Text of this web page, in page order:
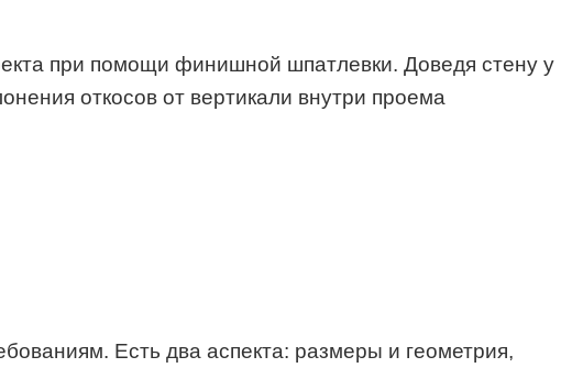
при помощи финишной шпатлевки. Доведя стену у
откосов от вертикали внутри проема
Есть два аспекта: размеры и геометрия,